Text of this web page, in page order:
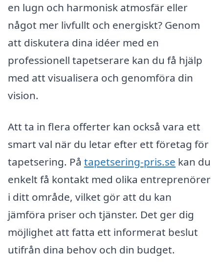
en lugn och harmonisk atmosfär eller
något mer livfullt och energiskt? Genom
att diskutera dina idéer med en
professionell tapetserare kan du få hjälp
med att visualisera och genomföra din
vision.
Att ta in flera offerter kan också vara ett
smart val när du letar efter ett företag för
tapetsering. På tapetsering-pris.se kan du
enkelt få kontakt med olika entreprenörer
i ditt område, vilket gör att du kan
jämföra priser och tjänster. Det ger dig
möjlighet att fatta ett informerat beslut
utifrån dina behov och din budget.